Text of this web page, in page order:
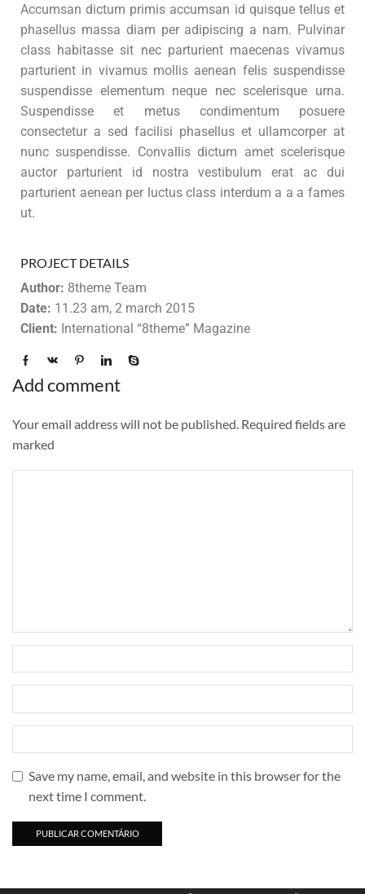
Accumsan dictum primis accumsan id quisque tellus et
phasellus massa diam per adipiscing a nam. Pulvinar
class habitasse sit nec parturient maecenas vivamus
parturient in vivamus mollis aenean felis suspendisse
suspendisse elementum neque nec scelerisque urna.
Suspendisse et metus condimentum posuere
consectetur a sed facilisi phasellus et ullamcorper at
nunc suspendisse. Convallis dictum amet scelerisque
auctor parturient id nostra vestibulum erat ac dui
parturient aenean per luctus class interdum a a a fames
ut.
PROJECT DETAILS
Author: 8theme Team
Date: 11.23 am, 2 march 2015
Client: International “8theme” Magazine
Add comment
Your email address will not be published. Required fields are
marked
Save my name, email, and website in this browser for the
next time I comment.